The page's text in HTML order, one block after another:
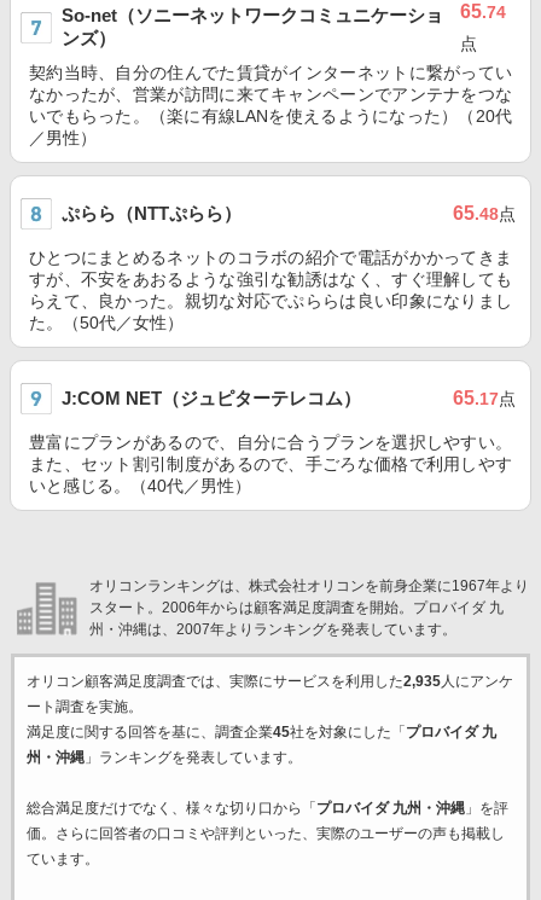
So-net（ソニーネットワークコミュニケーショ
ンズ）
65.74
点
契約当時、自分の住んでた賃貸がインターネットに繋がってい
なかったが、営業が訪問に来てキャンペーンでアンテナをつな
いでもらった。（楽に有線LANを使えるようになった）（20代
／男性）
ぷらら（NTTぷらら） 65.48点
ひとつにまとめるネットのコラボの紹介で電話がかかってきま
すが、不安をあおるような強引な勧誘はなく、すぐ理解しても
らえて、良かった。親切な対応でぷららは良い印象になりまし
た。（50代／女性）
J:COM NET（ジュピターテレコム） 65.17点
豊富にプランがあるので、自分に合うプランを選択しやすい。
また、セット割引制度があるので、手ごろな価格で利用しやす
いと感じる。（40代／男性）
オリコンランキングは、株式会社オリコンを前身企業に1967年より
スタート。2006年からは顧客満足度調査を開始。プロバイダ 九
州・沖縄は、2007年よりランキングを発表しています。
オリコン顧客満足度調査では、実際にサービスを利用した2,935人にアンケ
ート調査を実施。
満足度に関する回答を基に、調査企業45社を対象にした「 プロバイダ 九
州・沖縄」ランキングを発表しています。
総合満足度だけでなく、様々な切り口から「 プロバイダ 九州・沖縄」を評
価。さらに回答者の口コミや評判といった、実際のユーザーの声も掲載し
ています。